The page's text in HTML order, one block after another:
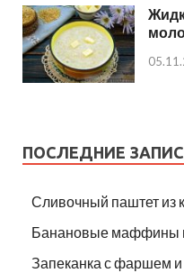
ПОСЛЕДНИЕ
Сливочный паштет из
Банановые маффины
Запеканка с фаршем